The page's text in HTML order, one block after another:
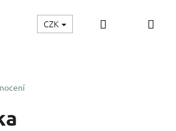
poukazCZK Hledat